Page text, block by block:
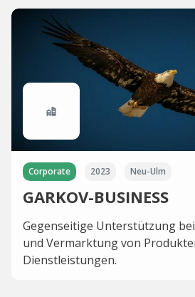
Corporate 2023 Neu-Ulm
GARKOV-BUSINESS
Gegenseitige Unterstützung
und Vermarktung von
Dienstleistungen.